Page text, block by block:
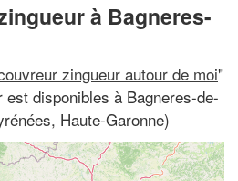
à Bagneres-
zingueur autour de moi"
disponibles à Bagneres-de-
Haute-Garonne)